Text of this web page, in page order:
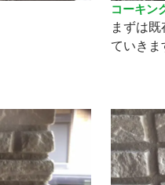
コーキン
まずは
ていきま